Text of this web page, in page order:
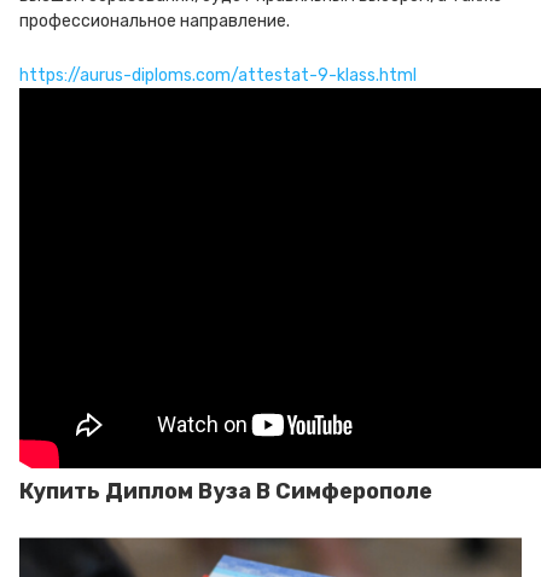
профессиональное направление.
https://aurus-diploms.com/attestat-9-klass.html
Купить Диплом Вуза В Симферополе